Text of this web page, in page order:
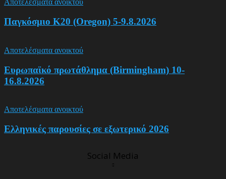
Αποτελέσματα ανοικτού
Παγκόσμιο Κ20 (Oregon) 5-9.8.2026
Αποτελέσματα ανοικτού
Ευρωπαϊκό πρωτάθλημα (Birmingham) 10-
16.8.2026
Αποτελέσματα ανοικτού
Ελληνικές παρουσίες σε εξωτερικό 2026
Social Media